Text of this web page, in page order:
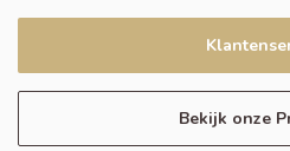
Bekijk onze